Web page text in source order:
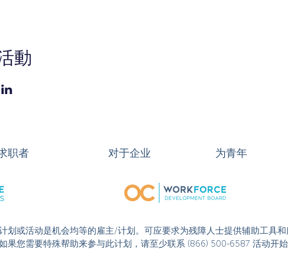
動
职者 对于企业 为青年
划或活动是机会均等的雇主/计划。可应要求为残障人士提供辅助工具
果您需要特殊帮助来参与此计划，请至少联系 (866) 500-6587 活动开